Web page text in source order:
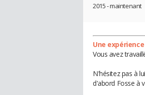
2015 - maintenant
Une
Vous avez
N'hésitez pas à
d'abord Fosse à